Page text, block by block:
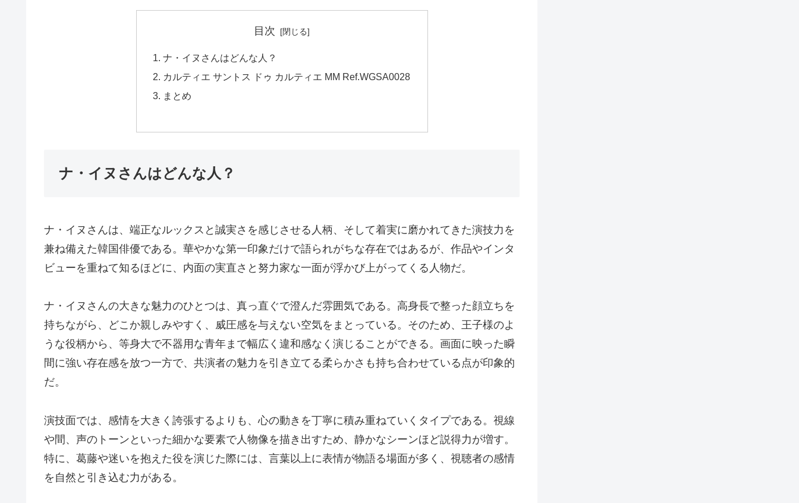
目次
ナ・イヌさんはどんな人？
カルティエ サントス ドゥ カルティエ MM Ref.WGSA0028
まとめ
ナ・イヌさんはどんな人？
ナ・イヌさんは、端正なルックスと誠実さを感じさせる人柄、そして着実に磨かれてきた演技力を
兼ね備えた韓国俳優である。華やかな第一印象だけで語られがちな存在ではあるが、作品やインタ
ビューを重ねて知るほどに、内面の実直さと努力家な一面が浮かび上がってくる人物だ。
ナ・イヌさんの大きな魅力のひとつは、真っ直ぐで澄んだ雰囲気である。高身長で整った顔立ちを
持ちながら、どこか親しみやすく、威圧感を与えない空気をまとっている。そのため、王子様のよ
うな役柄から、等身大で不器用な青年まで幅広く違和感なく演じることができる。画面に映った瞬
間に強い存在感を放つ一方で、共演者の魅力を引き立てる柔らかさも持ち合わせている点が印象的
だ。
演技面では、感情を大きく誇張するよりも、心の動きを丁寧に積み重ねていくタイプである。視線
や間、声のトーンといった細かな要素で人物像を描き出すため、静かなシーンほど説得力が増す。
特に、葛藤や迷いを抱えた役を演じた際には、言葉以上に表情が物語る場面が多く、視聴者の感情
を自然と引き込む力がある。